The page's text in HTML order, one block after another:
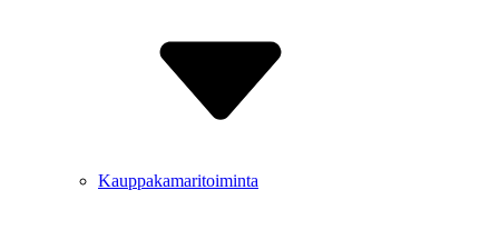
Kauppakamaritoiminta